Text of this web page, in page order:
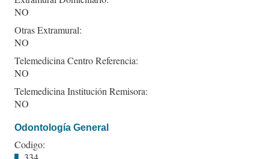
NO
Otras Extramural:
NO
Telemedicina Centro Referencia:
NO
Telemedicina Institución Remisora:
NO
Odontología General
Codigo: